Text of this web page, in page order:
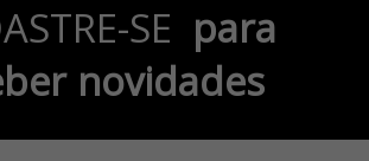
no Cartão de Crédito
Pix e Boleto
SE para
novidades